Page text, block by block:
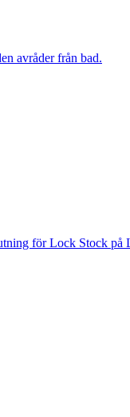
avråder från bad.
för Lock Stock på